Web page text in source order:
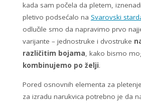
kada sam počela da pletem,
pletivo podsećalo na Svarovski
odlučile smo da napravimo prvo
varijante – jednostruke i dvostruke
različitim bojama, kako bismo
kombinujemo po želji.
Pored osnovnih elementa za
za izradu narukvica potrebno je da